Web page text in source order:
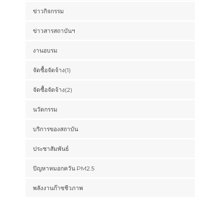
ข่าวกิจกรรม
ข่าวสารสถาบันฯ
งานอบรม
จัดซื้อจัดจ้าง(1)
จัดซื้อจัดจ้าง(2)
นวัตกรรม
บริการของสถาบัน
ประชาสัมพันธ์
ปัญหาหมอกควัน PM2.5
พลังงานก๊าซชีวภาพ